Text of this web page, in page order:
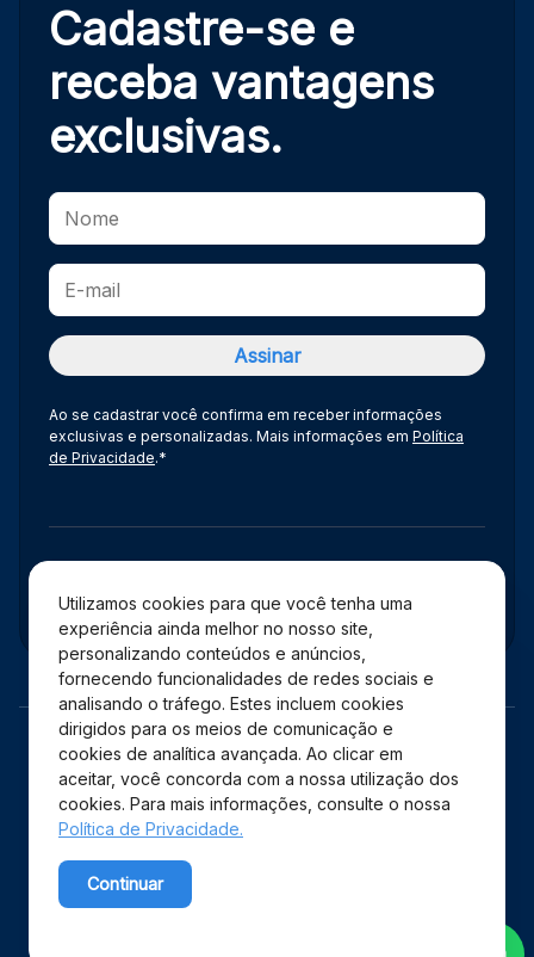
Utilizamos cookies para que você tenha uma
experiência ainda melhor no nosso site,
personalizando conteúdos e anúncios,
fornecendo funcionalidades de redes sociais e
analisando o tráfego. Estes incluem cookies
dirigidos para os meios de comunicação e
cookies de analítica avançada. Ao clicar em
aceitar, você concorda com a nossa utilização dos
cookies. Para mais informações, consulte o nossa
Política de Privacidade.
Continuar
Cadastre-se e
receba vantagens
exclusivas.
Ao se cadastrar você confirma em receber informações
exclusivas e personalizadas. Mais informações em Política
de Privacidade.*
Administração
Copyright © 2026 Shopping Estação – Todos os direitos